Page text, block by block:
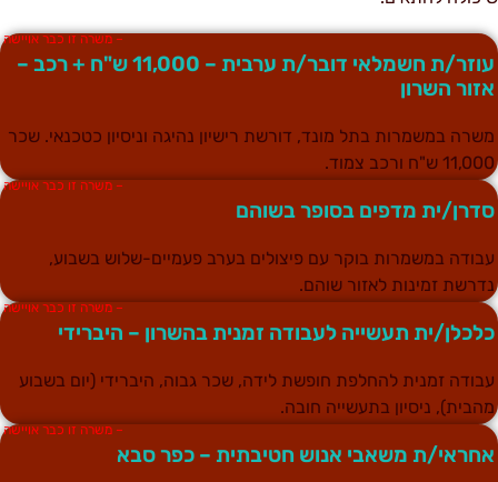
– משרה זו כבר אויישה
עוזר/ת חשמלאי דובר/ת ערבית – 11,000 ש"ח + רכב –
השרון
במשמרות בתל מונד, דורשת רישיון נהיגה וניסיון כטכנאי. שכר
ש"ח ורכב צמוד.
– משרה זו כבר אויישה
ית מדפים בסופר בשוהם
במשמרות בוקר עם פיצולים בערב פעמיים-שלוש בשבוע,
זמינות לאזור שוהם.
– משרה זו כבר אויישה
ית תעשייה לעבודה זמנית בהשרון – היברידי
זמנית להחלפת חופשת לידה, שכר גבוה, היברידי (יום בשבוע
ניסיון בתעשייה חובה.
– משרה זו כבר אויישה
ת משאבי אנוש חטיבתית – כפר סבא